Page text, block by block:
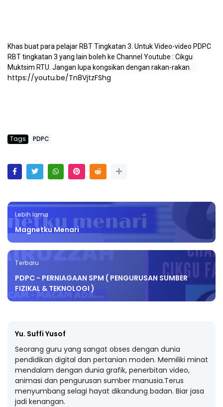
Khas buat para pelajar RBT
RBT tingkatan 3 yang lain boleh ke Channel Youtube : Cikgu
Muktsim RTU . Jangan lupa kongsikan dengan rakan-rakan.
https://youtu.be/Tn8VjtzFShg
Tags PDPC
Lebih lama
Magnetku Menari
Terbaru
PDPC - PERNIAGAAN SPM ( PENGURUSAN SUMBER
FIZIKAL & TEKNOLOGI )
Yu. Suffi Yusof
Seorang guru yang sangat obses dengan dunia
pendidikan digital dan pertanian moden. Memiliki minat
mendalam dengan dunia grafik, penerbitan video,
animasi dan pengurusan sumber manusia.Terus
menyumbang selagi hayat dikandung badan. Biar jasa
jadi kenangan.